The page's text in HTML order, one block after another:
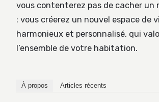
vous contenterez pas de cacher un
: vous créerez un nouvel espace de
harmonieux et personnalisé, qui
l’ensemble de votre habitation.
À propos Articles récents